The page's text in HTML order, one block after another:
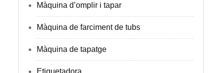
Màquina d’omplir i tapar
Màquina de farciment de tubs
Màquina de tapatge
Etiquetadora